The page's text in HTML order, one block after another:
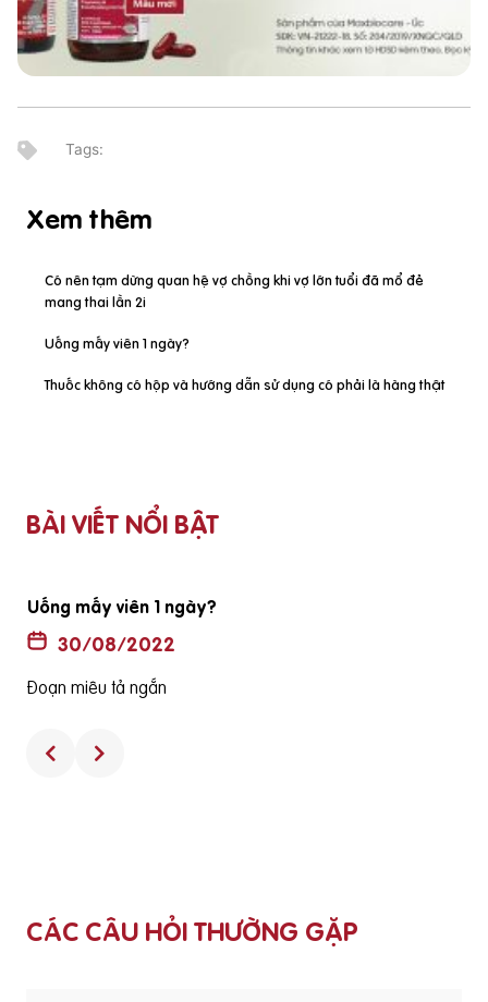
Xem thêm
Có nên tạm dừng quan hệ vợ chồng khi vợ lớn tuổi đã mổ đẻ
mang thai lần 2i
Uống mấy viên 1 ngày?
Thuốc không có hộp và hướng dẫn sử dụng có phải là hàng thật
BÀI VIẾT NỔI BẬT
Uống mấy viên 1 ngày?
30/08/2022
Đoạn miêu tả ngắn
CÁC CÂU HỎI THƯỜNG GẶP